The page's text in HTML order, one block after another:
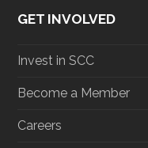
GET INVOLVED
Invest in SCC
Become a Member
Careers